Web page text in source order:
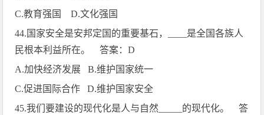
C.教育强国 D.文化强国
44. 国家安全是安邦定国的重要基石，
是全国各族人
民根本利益所在。 答案：D
A.加快经济发展 B.维护国家统一
C.促进国际合作 D.维护国家安全
45.我们要建设的现代化是人与自然
的现代化。 答